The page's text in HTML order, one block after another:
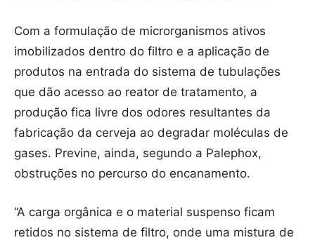
Com a formulação de microrganismos ativos
imobilizados dentro do filtro e a aplicação de
produtos na entrada do sistema de tubulações
que dão acesso ao reator de tratamento, a
produção fica livre dos odores resultantes da
fabricação da cerveja ao degradar moléculas de
gases. Previne, ainda, segundo a Palephox,
obstruções no percurso do encanamento.
“A carga orgânica e o material suspenso ficam
retidos no sistema de filtro, onde uma mistura de